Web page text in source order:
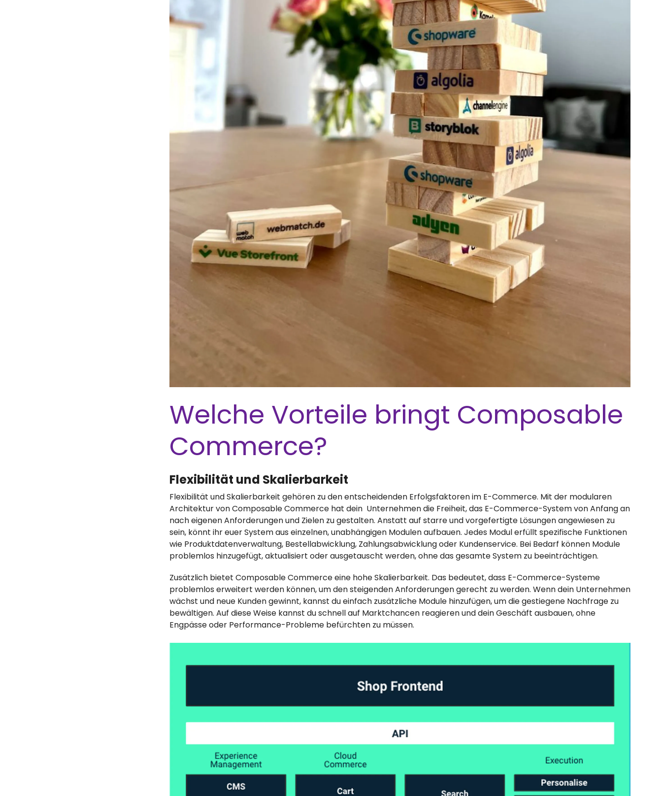
Welche Vorteile bringt Composable
Commerce?
Flexibilität und Skalierbarkeit
Flexibilität und Skalierbarkeit gehören zu den entscheidenden Erfolgsfaktoren im E-Commerce. Mit der modularen
Architektur von Composable Commerce hat dein Unternehmen die Freiheit, das E-Commerce-System von Anfang an
nach eigenen Anforderungen und Zielen zu gestalten. Anstatt auf starre und vorgefertigte Lösungen angewiesen zu
sein, könnt ihr euer System aus einzelnen, unabhängigen Modulen aufbauen. Jedes Modul erfüllt spezifische Funktionen
wie Produktdatenverwaltung, Bestellabwicklung, Zahlungsabwicklung oder Kundenservice. Bei Bedarf können Module
problemlos hinzugefügt, aktualisiert oder ausgetauscht werden, ohne das gesamte System zu beeinträchtigen.
Zusätzlich bietet Composable Commerce eine hohe Skalierbarkeit. Das bedeutet, dass E-Commerce-Systeme
problemlos erweitert werden können, um den steigenden Anforderungen gerecht zu werden. Wenn dein Unternehmen
wächst und neue Kunden gewinnt, kannst du einfach zusätzliche Module hinzufügen, um die gestiegene Nachfrage zu
bewältigen. Auf diese Weise kannst du schnell auf Marktchancen reagieren und dein Geschäft ausbauen, ohne
Engpässe oder Performance-Probleme befürchten zu müssen.